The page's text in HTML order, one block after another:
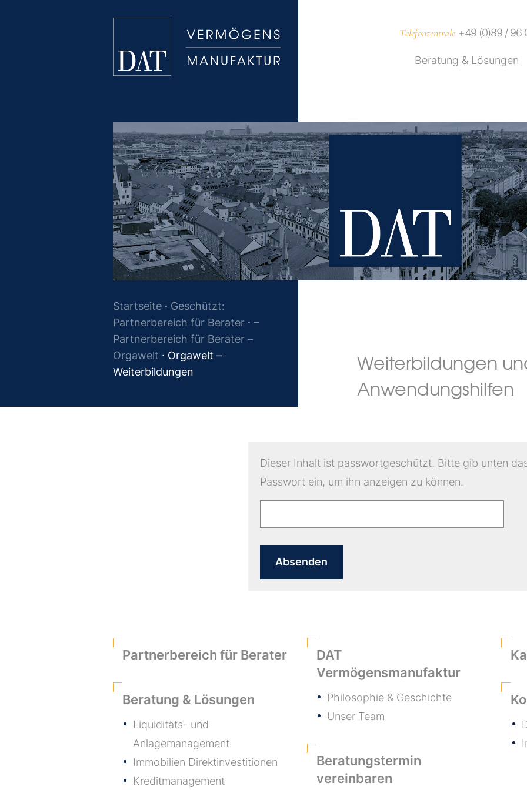
Telefonzentrale +49 (0)89 / 96
Beratung & Lösungen
Startseite · Geschützt:
Partnerbereich für Berater · –
Partnerbereich für Berater –
Orgawelt · Orgawelt –
Weiterbildungen
Weiterbildungen
Anwendungshilfen
Dieser Inhalt ist passwortgeschützt. Bitte gib unten
Passwort ein, um ihn anzeigen zu können.
Partnerbereich für Berater
Beratung & Lösungen
Liquiditäts- und
Anlagemanagement
Immobilien Direktinvestitionen
Kreditmanagement
DAT
Vermögensmanufaktur
Philosophie & Geschichte
Unser Team
Beratungstermin
vereinbaren